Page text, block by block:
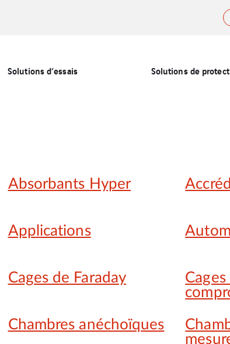
Solutions d’essais Solutions de
Absorbants Hyper
Applications
Cages de Faraday
Chambres anéchoïques